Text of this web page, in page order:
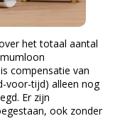
het totaal aantal
compensatie van
voor-tijd) alleen nog
Er zijn
ook zonder